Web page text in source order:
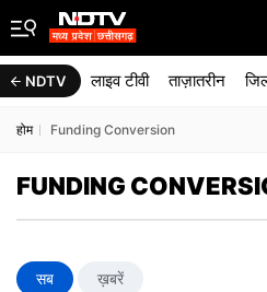
NDTV लाइव टीवी ताज़ातरीन
होम Funding Conversion
FUNDING
सब ख़बरें